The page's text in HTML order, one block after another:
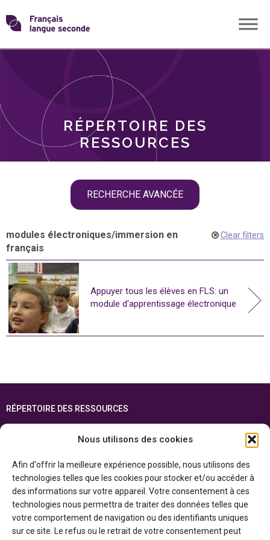
Nous utilisons des cookies
Afin d'offrir la meilleure expérience possible, nous utilisons des
technologies telles que les cookies pour stocker et/ou accéder à
des informations sur votre appareil. Votre consentement à ces
technologies nous permettra de traiter des données telles que
votre comportement de navigation ou des identifiants uniques
sur ce site. Le refus ou le retrait de votre consentement peut
Skip
toTransformons
langue
RÉPERTOIRE DES
RESSOURCES
RECHERCHE AVANCÉE
THÈMES
modules électroniques/immersion en
français
Clear filters
Appuyer tous les élèves en FLS: un
module d'apprentissage électronique
RÉPERTOIRE DES RESSOURCES
ENGLISH
Cette ressource est réalisée grâce au soutien financier du gouvernement de
l’Ontario et du gouvernement duCanada par l’entremise du ministère du
Patrimoine canadien